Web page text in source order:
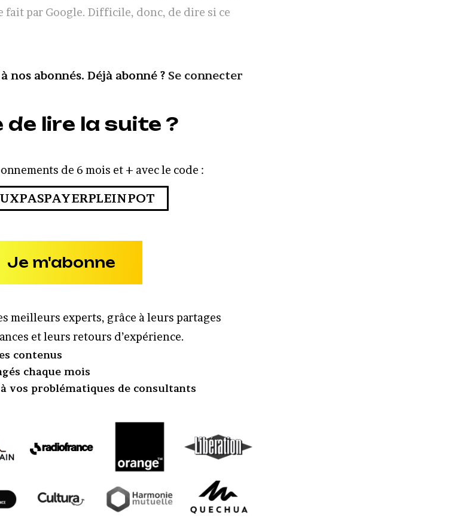
par Google. Difficile, donc, de dire si ce
nos abonnés. Déjà abonné ? Se connecter
de lire la suite ?
de 6 mois et + avec le code :
Je m'abonne
meilleurs experts, grâce à leurs partages
et leurs retours d’expérience.
contenus
chaque mois
vos problématiques de consultants